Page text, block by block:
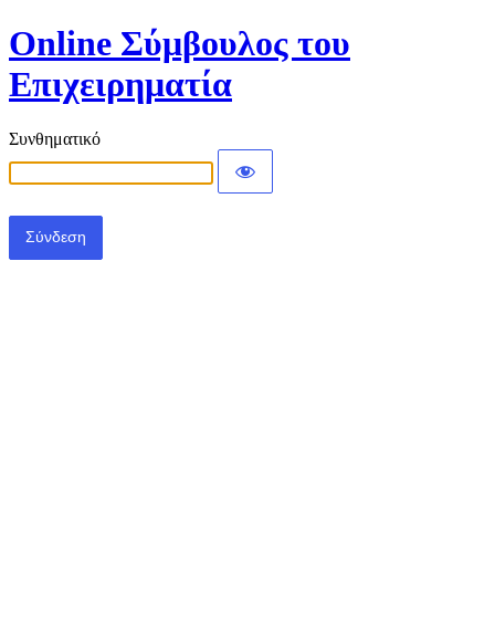
Online Σύμβουλος του
Επιχειρηματία
Συνθηματικό